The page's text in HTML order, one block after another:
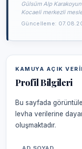
Gülsüm Alp Karakoyun
Kocaeli merkezli
Güncelleme:
KAMUYA AÇIK
Profil Bilgileri
Bu sayfada
levha verilerine
oluşmaktadır.